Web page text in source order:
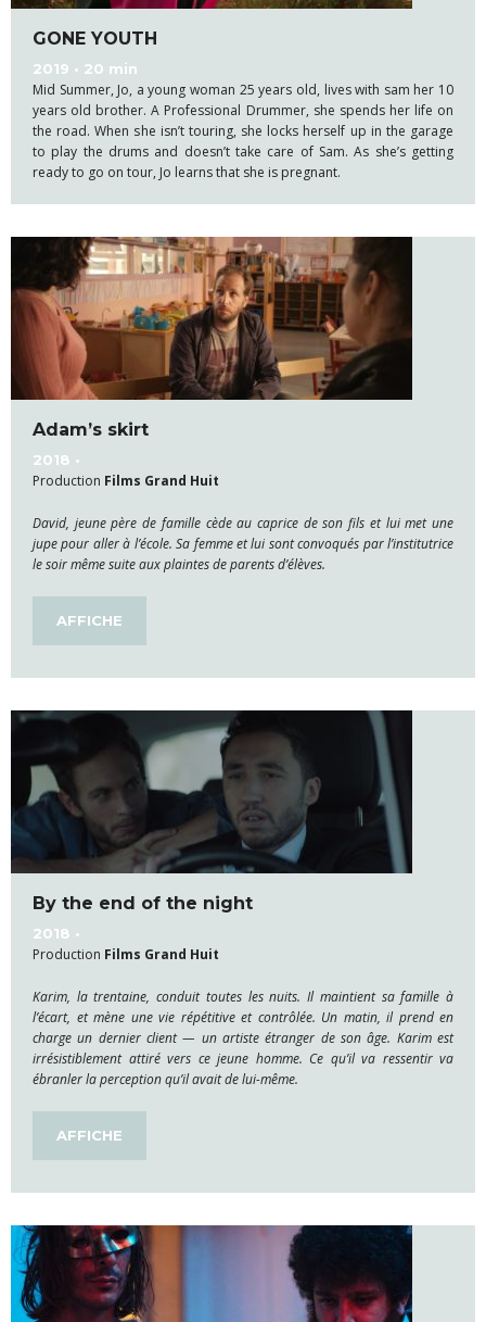
GONE YOUTH
2019 • 20 min
Mid Summer, Jo, a young woman 25 years old, lives with sam her 10
years old brother. A Professional Drummer, she spends her life on
the road. When she isn’t touring, she locks herself up in the garage
to play the drums and doesn’t take care of Sam. As she’s getting
ready to go on tour, Jo learns that she is pregnant.
Adam’s skirt
2018 •
Production Films Grand Huit
David, jeune père de famille cède au caprice de son fils et lui met une
jupe pour aller à l’école. Sa femme et lui sont convoqués par l’institutrice
le soir même suite aux plaintes de parents d’élèves.
AFFICHE
By the end of the night
2018 •
Production Films Grand Huit
Karim, la trentaine, conduit toutes les nuits. Il maintient sa famille à
l’écart, et mène une vie répétitive et contrôlée. Un matin, il prend en
charge un dernier client — un artiste étranger de son âge. Karim est
irrésistiblement attiré vers ce jeune homme. Ce qu’il va ressentir va
ébranler la perception qu’il avait de lui-même.
AFFICHE